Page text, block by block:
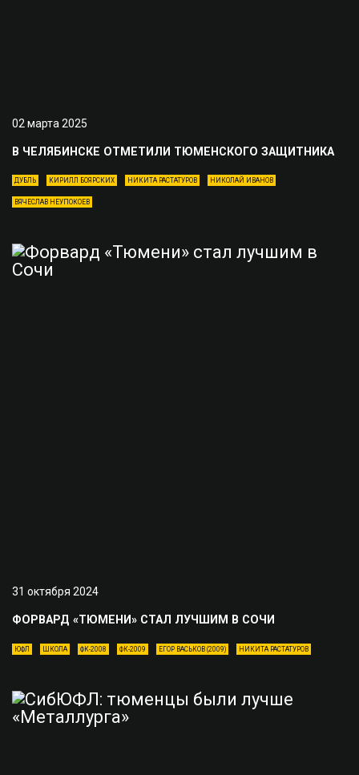
02 марта 2025
В ЧЕЛЯБИНСКЕ ОТМЕТИЛИ ТЮМЕНСКОГО ЗАЩИТНИКА
ДУБЛЬ КИРИЛЛ БОЯРСКИХ НИКИТА РАСТАТУРОВ НИКОЛАЙ ИВАНОВ
ВЯЧЕСЛАВ НЕУПОКОЕВ
31 октября 2024
ФОРВАРД «ТЮМЕНИ» СТАЛ ЛУЧШИМ В СОЧИ
ЮФЛ ШКОЛА ФК-2008 ФК-2009 ЕГОР ВАСЬКОВ (2009) НИКИТА РАСТАТУРОВ